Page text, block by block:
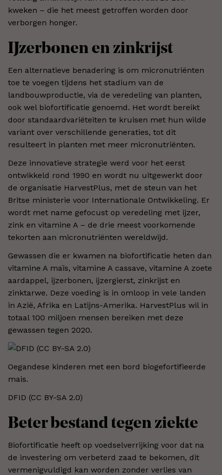
kweken – die het meest getroffen worden door
verborgen honger.
IJzerbonen en zinkrijst
Een alternatieve benadering is om micronutriënten
toe te voegen tijdens het stadium van de
landbouwproductie, via de veredeling van planten,
ook wel biofortificatie genoemd. Het wordt bereikt
door standaardvariëteiten te kruisen met hun wilde
variant over verschillende generaties, tot dit
resulteert in planten met meer micronutriënten.
Deze innovatieve strategie werd voor het eerst
ontwikkeld rond 1990 en wordt nu uitgewerkt door
de organisatie HarvestPlus, met de steun van het
Britse ministerie voor Internationale Ontwikkeling. Er
wordt met name gefocust op veredeling met ijzer,
zink en vitamine A – de drie meest voorkomende
tekorten aan micronutriënten wereldwijd.
Gewassen die er kwamen na biofortificatie heten dan
vitamine A maïs, vitamine A cassave, vitamine A zoete
aardappel, ijzerbonen, ijzergierst, zinkrijst en
zinktarwe. Deze voeding is in omloop in vele landen
in Azië, Afrika en Latijns-Amerika. HarvestPlus wil in
totaal 100 miljoen mensen bereiken met deze
gewassen tegen 2020.
Oegandese kinderen met een bord biogefortifieerde
mais.
DFID (CC BY-SA 2.0)​
Beter bestand tegen ziekte
Biofortificatie heeft op voedselverrijking voor dat na
de investering om verbeterd zaad te bekomen, dit
vermenigvuldigd kan worden zonder verlies van